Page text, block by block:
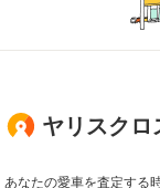
ヤリスクロ
あなたの愛車を査定する